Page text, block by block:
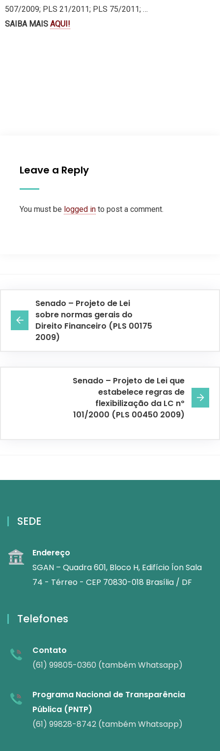
507/2009; PLS 21/2011; PLS 75/2011; …
SAIBA MAIS AQUI!
Leave a Reply
You must be logged in to post a comment.
Senado – Projeto de Lei
sobre normas gerais do
Direito Financeiro (PLS 00175
2009)
Senado – Projeto de Lei que
estabelece regras de
flexibilização da LC nº
101/2000 (PLS 00450 2009)
SEDE
Endereço
SGAN – Quadra 601, Bloco H, Edifício Íon Sala
74 - Térreo - CEP 70830-018 Brasília / DF
Telefones
Contato
(61) 99805-0360 (também Whatsapp)
Programa Nacional de Transparência
Pública (PNTP)
(61) 99828-8742 (também Whatsapp)